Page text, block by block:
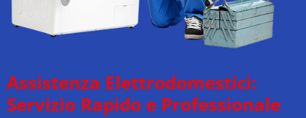
Assistenza Elettrodomestici:
Servizio Rapido e Professionale